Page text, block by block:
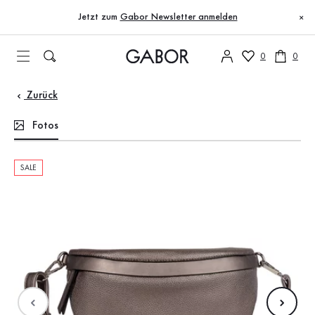
Zum Inhaltsverzeichnis
Zur Hauptnavigation
Jetzt zum Gabor Newsletter anmelden ×
0 0
Zurück
Fotos
SALE